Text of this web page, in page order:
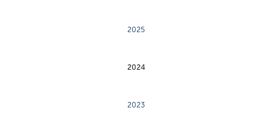
2025
2024
2023